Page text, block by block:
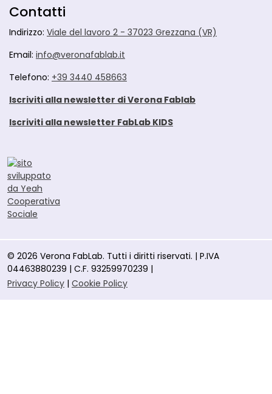
Contatti
Indirizzo: Viale del lavoro 2 - 37023 Grezzana (VR)
Email: info@veronafablab.it
Telefono: +39 3440 458663
Iscriviti alla newsletter di Verona Fablab
Iscriviti alla newsletter FabLab KIDS
© 2026 Verona FabLab. Tutti i diritti riservati. | P.IVA
04463880239 | C.F. 93259970239 |
Privacy Policy | Cookie Policy